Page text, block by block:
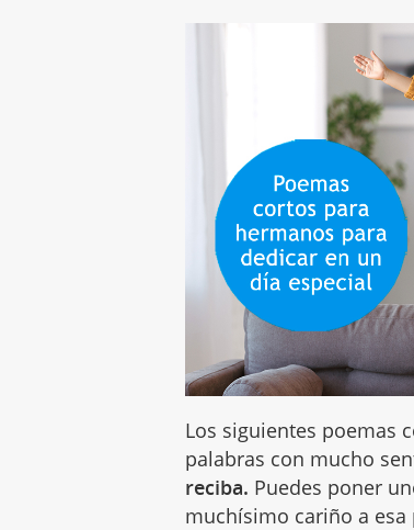
Los siguientes poemas
palabras con mucho
reciba. Puedes poner
muchísimo cariño a esa